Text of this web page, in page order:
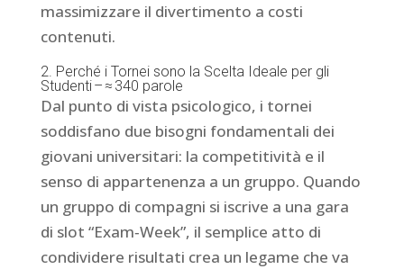
massimizzare il divertimento a costi
contenuti.
2. Perché i Tornei sono la Scelta Ideale per gli
Studenti – ≈ 340 parole
Dal punto di vista psicologico, i tornei
soddisfano due bisogni fondamentali dei
giovani universitari: la competitività e il
senso di appartenenza a un gruppo. Quando
un gruppo di compagni si iscrive a una gara
di slot “Exam‑Week”, il semplice atto di
condividere risultati crea un legame che va